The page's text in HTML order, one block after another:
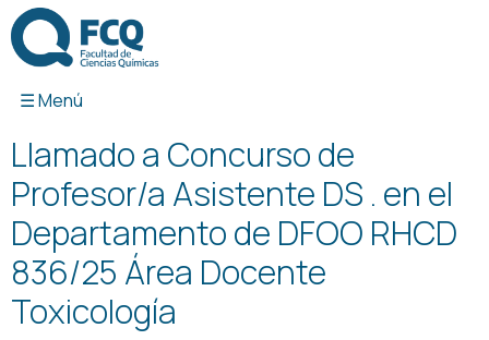
contenido
Llamado a Concurso de
Profesor/a Asistente DS . en el
Departamento de DFOO RHCD
836/25 Área Docente
Toxicología